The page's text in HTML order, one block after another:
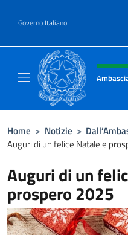
Governo Italiano
Intestazione
Home > Notizie >
Auguri di un felice Natale e
Auguri di un
prospero 2025